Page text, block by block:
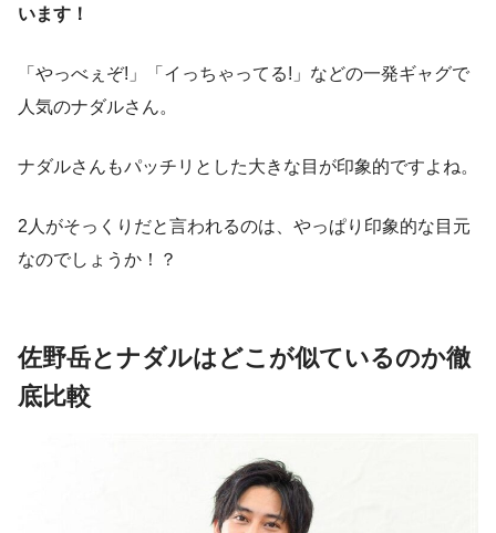
います！
「やっべぇぞ!」「イっちゃってる!」などの一発ギャグで
人気のナダルさん。
ナダルさんもパッチリとした大きな目が印象的ですよね。
2人がそっくりだと言われるのは、やっぱり印象的な目元
なのでしょうか！？
佐野岳とナダルはどこが似ているのか徹
底比較